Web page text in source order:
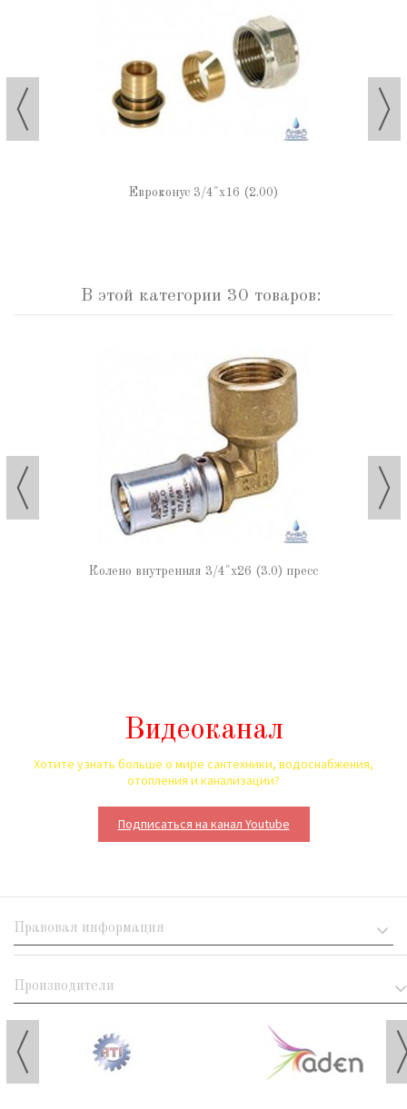
Евроконус 3/4"х16 (2.00)
В этой категории 30 товаров:
Колено внутренняя 3/4"х26 (3.0) пресс
Видеоканал
Хотите узнать больше о мире сантехники, водоснабжения,
отопления и канализации?
Подписаться на канал Youtube
Правовая информация
Производители